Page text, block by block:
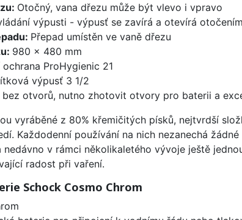
Otočný, vana dřezu může být vlevo i vpravo
výpusti - výpusť se zavírá a otevírá
Přepad umístěn ve vaně dřezu
980 x 480 mm
ProHygienic 21
výpusť 3 1/2
otvorů, nutno zhotovit otvory pro baterii a
vyráběné z 80% křemičitých písků, nejtvrdší
Každodenní používání na nich nezanechá
nedávno v rámci několikaletého vývoje ještě
radost při vaření.
Schock Cosmo Chrom